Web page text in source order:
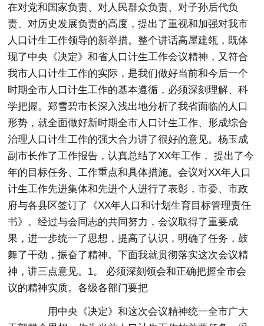
在对党和国家负责、对人民群众负责、对子孙后代负
责、对历史发展负责的高度，提出了重视和加强对我市
人口计生工作领导的新举措。整个讲话高屋建瓴，既体
现了中央《决定》和省人口计生工作会议精神，又符合
我市人口计生工作的实际，是我们做好当前和今后一个
时期全市人口计生工作的基本遵循，必须深刻理解、科
学把握。郑雪碧市长深入浅出地分析了我省面临的人口
形势，就全面做好新时期全市人口计生工作、形成综合
治理人口计生工作的强大合力讲了很好的意见。杨玉成
副市长作了工作报告，认真总结了XX年工作， 提出了今
年的目标任务、工作重点和具体措施。会议对XX年人口
计生工作先进集体和先进个人进行了表彰，市委、市政
府与各县区签订了《XX年人口和计划生育目标管理责任
书》。经过与会同志的共同努力，会议取得了重要成
果，进一步统一了思想，提高了认识，明确了任务，鼓
舞了干劲，振奋了精神。下面我就贯彻落实这次会议精
神，讲三点意见。1。 必须深刻领会和正确把握全市会
议的精神实质。各级各部门要把
用中央《决定》和这次会议精神统一全市广大